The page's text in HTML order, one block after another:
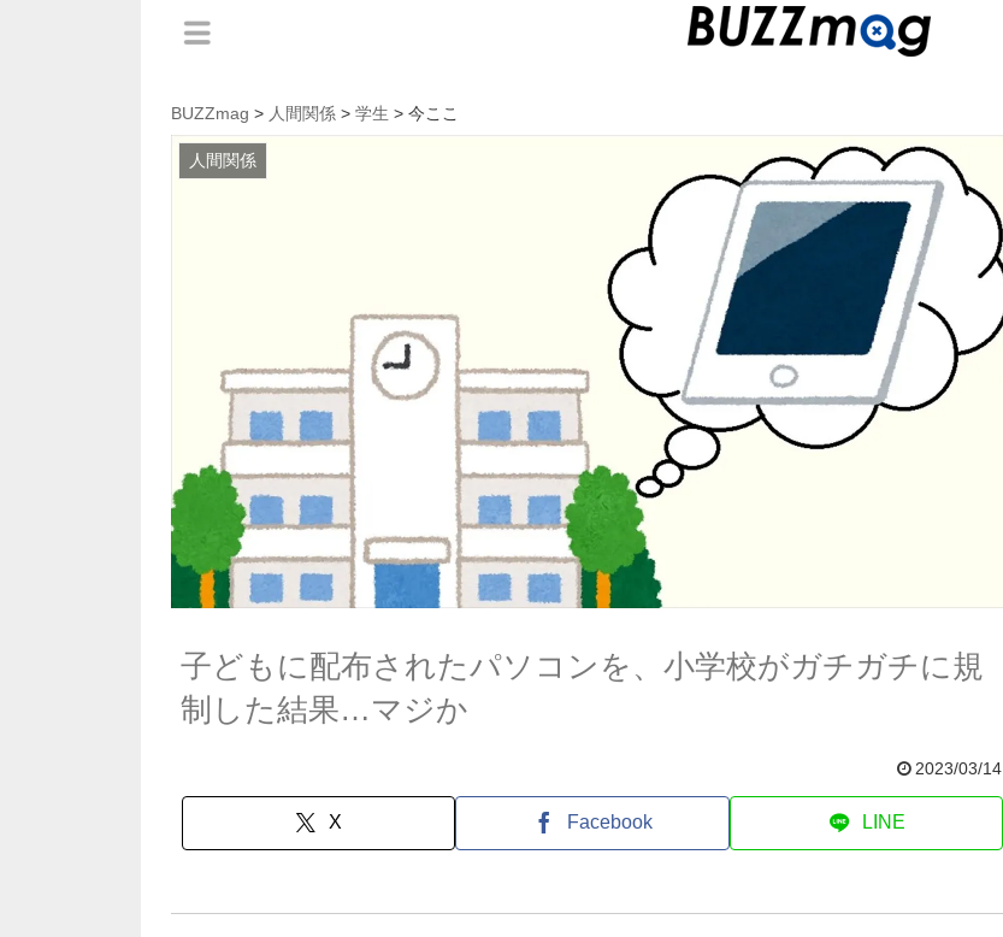
BUZZmag > 人間関係 > 学生 > 今ここ
人間関係
子どもに配布されたパソコンを、小学校がガチガチに規
制した結果…マジか
2023/03/14
X Facebook LINE